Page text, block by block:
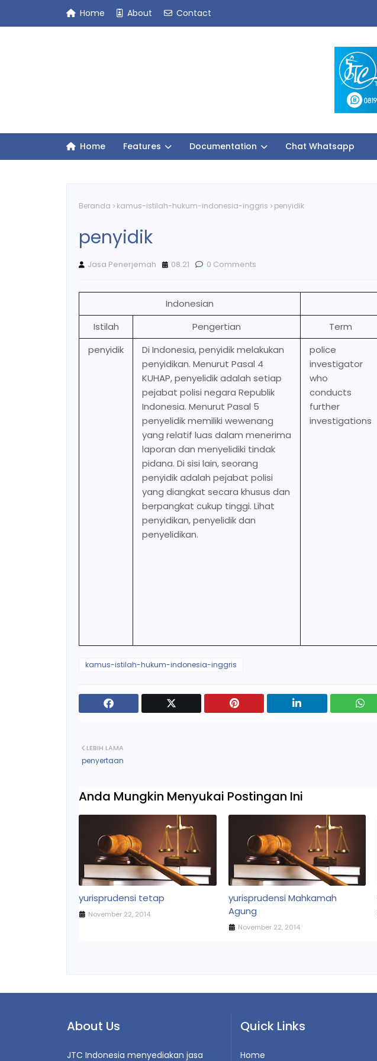
Home About Contact
Home Features Documentation Chat Whatsapp
Beranda kamus-istilah-hukum-indonesia-inggris penyidik
penyidik
Jasa Penerjemah 08.21 0 Comments
Indonesian
Istilah
Pengertian Term
penyidik
Di Indonesia, penyidik melakukan
penyidikan. Menurut Pasal 4
KUHAP, penyelidik adalah setiap
pejabat polisi negara Republik
Indonesia. Menurut Pasal 5
penyelidik memiliki wewenang
yang relatif luas dalam menerima
laporan dan menyelidiki tindak
pidana. Di sisi lain, seorang
penyidik adalah pejabat polisi
yang diangkat secara khusus dan
berpangkat cukup tinggi. Lihat
penyidikan, penyelidik dan
penyelidikan.
police
investigator
who
conducts
further
investigations
kamus-istilah-hukum-indonesia-inggris
LEBIH LAMA
penyertaan
Anda Mungkin Menyukai Postingan Ini
yurisprudensi tetap
November 22, 2014
yurisprudensi Mahkamah
Agung
November 22, 2014
About Us
JTC Indonesia menyediakan jasa
Quick Links
Home